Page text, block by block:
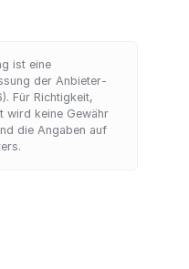
ist eine
der Anbieter-
Für Richtigkeit,
wird keine Gewähr
die Angaben auf